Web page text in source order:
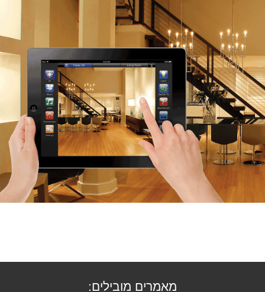
מאמרים מובילים: